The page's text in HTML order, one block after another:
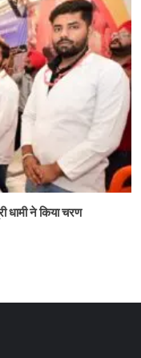
धामी ने किया चरण